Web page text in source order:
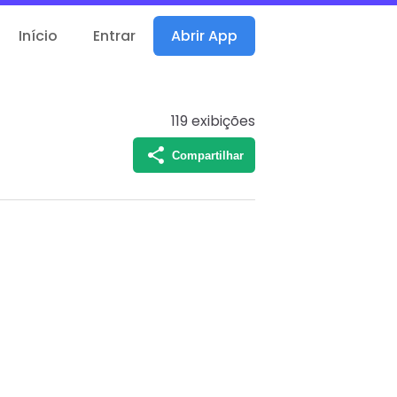
Início Entrar Abrir App
119 exibições
Compartilhar